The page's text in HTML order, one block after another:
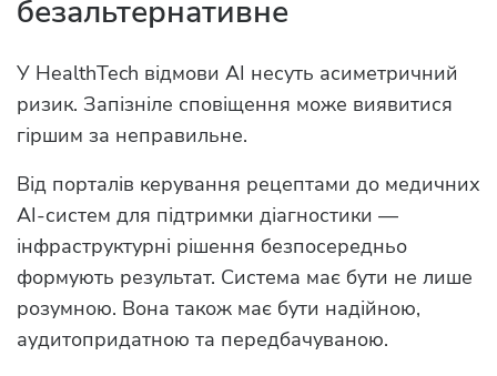
безальтернативне
У HealthTech відмови AI несуть асиметричний
ризик. Запізніле сповіщення може виявитися
гіршим за неправильне.
Від порталів керування рецептами до медичних
AI-систем для підтримки діагностики —
інфраструктурні рішення безпосередньо
формують результат. Система має бути не лише
розумною. Вона також має бути надійною,
аудитопридатною та передбачуваною.